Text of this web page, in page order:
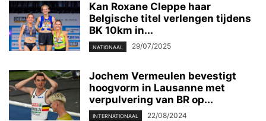
Kan Roxane Cleppe haar
Belgische titel verlengen tijdens
BK 10km in...
NATIONAAL 29/07/2025
Jochem Vermeulen bevestigt
hoogvorm in Lausanne met
verpulvering van BR op...
INTERNATIONAAL 22/08/2024